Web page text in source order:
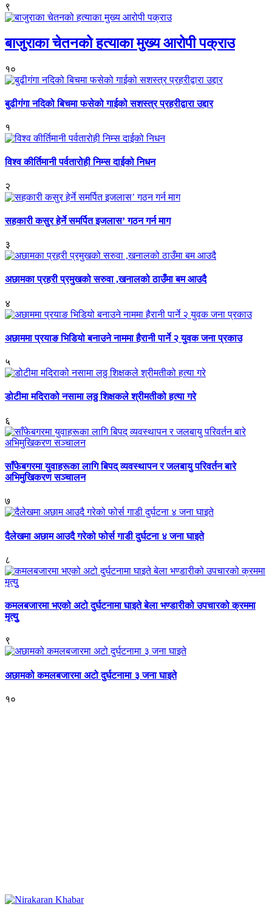
९
बाजुराका चेतनको हत्याका मुख्य आरोपी पक्राउ
१०
बुढीगंगा नदिको बिचमा फसेको गाईको सशस्त्र प्रहरीद्वारा उद्दार
१
विश्व कीर्तिमानी पर्वतारोही निम्स दाईको निधन
२
सहकारी कसुर हेर्ने समर्पित इजलास’ गठन गर्न माग
३
अछामका प्रहरी प्रमुखको सरुवा ,खनालको ठाउँमा बम आउदै
४
अछाममा प्रयाङ भिडियो बनाउने नाममा हैरानी पार्ने २ युवक जना प्रकाउ
५
डोटीमा मदिराको नसामा लठ्ठ शिक्षकले श्रीमतीको हत्या गरे
६
साँफेबगरमा युवाहरूका लागि बिपद् व्यवस्थापन र जलबायु परिवर्तन बारे
अभिमुखिकरण सञ्चालन
७
दैलेखमा अछाम आउदै गरेको फोर्स गाडी दुर्घटना ४ जना घाइते
८
कमलबजारमा भएको अटो दुर्घटनामा घाइते बेला भण्डारीको उपचारको क्रममा
मृत्युु
९
अछामको कमलबजारमा अटो दुर्घटनामा ३ जना घाइते
१०